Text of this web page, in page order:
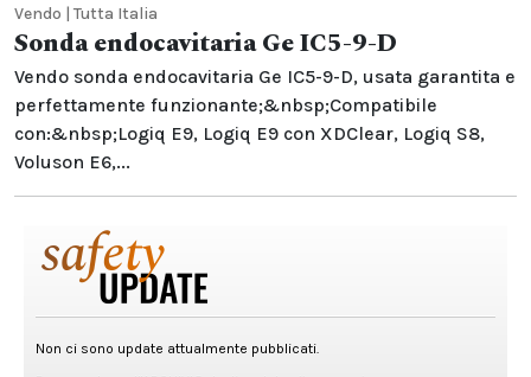
Vendo | Tutta Italia
Sonda endocavitaria Ge IC5-9-D
Vendo sonda endocavitaria Ge IC5-9-D, usata garantita e
perfettamente funzionante;&nbsp;Compatibile
con:&nbsp;Logiq E9, Logiq E9 con XDClear, Logiq S8,
Voluson E6,...